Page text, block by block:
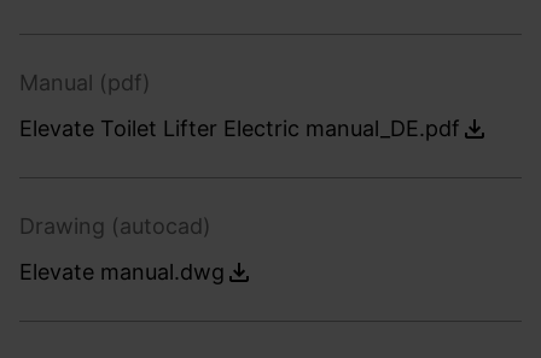
Manual (pdf)
Elevate Toilet Lifter Electric manual_DE.pdf
Drawing (autocad)
Elevate manual.dwg